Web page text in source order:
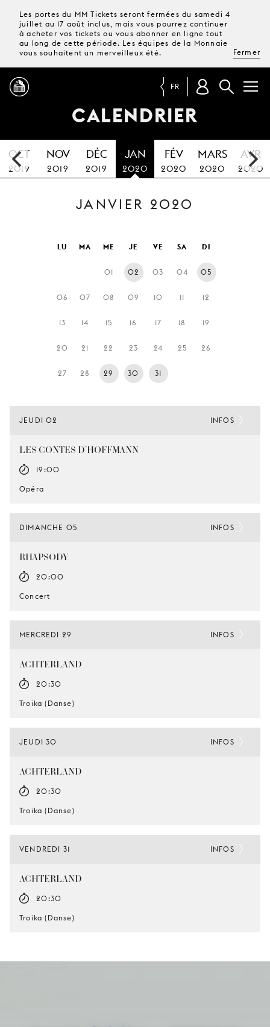
Les portes du MM Tickets seront fermées du samedi 4
juillet au 17 août inclus, mais vous pourrez continuer
à acheter vos tickets ou vous abonner en ligne tout
au long de cette période. Les équipes de la Monnaie
vous souhaitent un merveilleux été.
Fermer
PROGRAMME
MAGAZINE
TICKETS &
ABONNEMENTS
VISITE
JEUNE
LA
MONNAIE
SOUTENIR
FR
CALENDRIER
OCT
2019
NOV
2019
DÉC
2019
JAN
2020
FÉV
2020
MARS
2020
AVR
2020
JANVIER 2020
LU MA ME JE VE SA DI
01 02 03 04 05
06 07 08 09 10 11 12
13 14 15 16 17 18 19
20 21 22 23 24 25 26
27 28 29 30 31
JEUDI 02
LES CONTES D’HOFFMANN
19:00
Opéra
INFOS
DIMANCHE 05
RHAPSODY
20:00
Concert
INFOS
MERCREDI 29
ACHTERLAND
20:30
Troika (Danse)
INFOS
JEUDI 30
ACHTERLAND
20:30
Troika (Danse)
INFOS
VENDREDI 31
ACHTERLAND
20:30
Troika (Danse)
INFOS